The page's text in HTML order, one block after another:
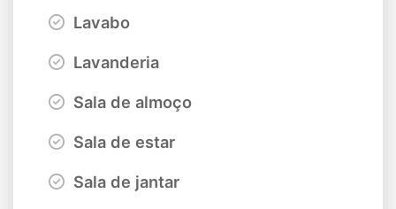
Lavabo
Lavanderia
Sala de almoço
Sala de estar
Sala de jantar